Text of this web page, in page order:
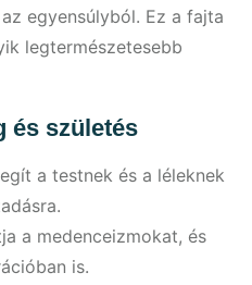
egyensúlyból. Ez a fajta
legtermészetesebb
és születés
a testnek és a léleknek
a medenceizmokat, és
is.